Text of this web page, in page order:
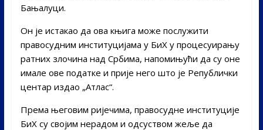
Бањалуци.
Он је истакао да ова књига може послужити
правосудним институцијама у БиХ у процесуирању
ратних злочина над Србима, напомињући да су оне
имале ове податке и прије него што је Републички
центар издао „Атлас“.
Према његовим ријечима, правосудне институције
БиХ су својим нерадом и одсуством жеље да